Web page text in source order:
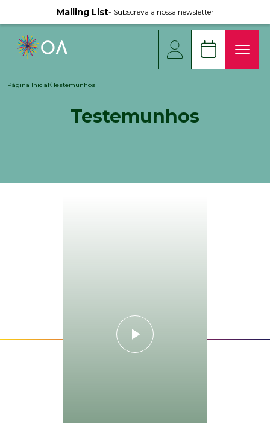
Mailing List- Subscreva a nossa newsletter
Página Inicial Testemunhos
Testemunhos